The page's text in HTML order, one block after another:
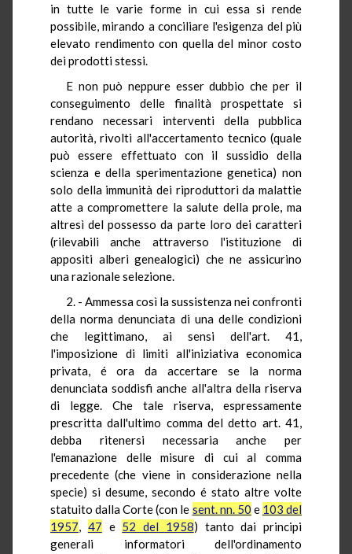
in tutte le varie forme in cui essa si rende
possibile, mirando a conciliare l'esigenza del più
elevato rendimento con quella del minor costo
dei prodotti stessi.
E non può neppure esser dubbio che per il
conseguimento delle finalità prospettate si
rendano necessari interventi della pubblica
autorità, rivolti all'accertamento tecnico (quale
può essere effettuato con il sussidio della
scienza e della sperimentazione genetica) non
solo della immunità dei riproduttori da malattie
atte a compromettere la salute della prole, ma
altresì del possesso da parte loro dei caratteri
(rilevabili anche attraverso l'istituzione di
appositi alberi genealogici) che ne assicurino
una razionale selezione.
2. - Ammessa così la sussistenza nei confronti
della norma denunciata di una delle condizioni
che legittimano, ai sensi dell'art. 41,
l'imposizione di limiti all'iniziativa economica
privata, é ora da accertare se la norma
denunciata soddisfi anche all'altra della riserva
di legge. Che tale riserva, espressamente
prescritta dall'ultimo comma del detto art. 41,
debba ritenersi necessaria anche per
l'emanazione delle misure di cui al comma
precedente (che viene in considerazione nella
specie) si desume, secondo é stato altre volte
statuito dalla Corte (con le sent. nn. 50 e 103 del
1957, 47 e 52 del 1958) tanto dai principi
generali informatori dell'ordinamento